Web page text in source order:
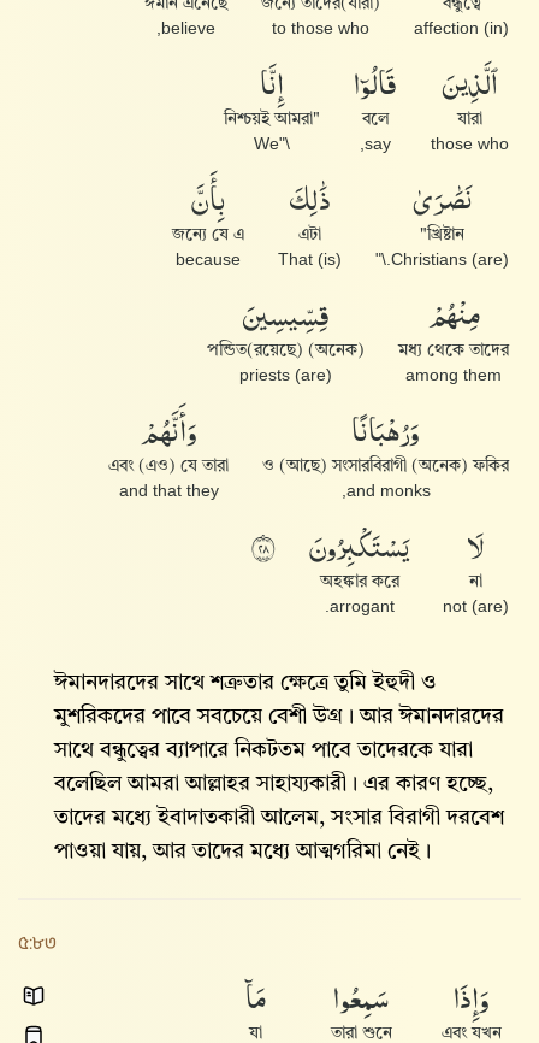
বন্ধুত্বে
(in) affection
জন্যে তাদের(যারা)
to those who
ঈমান এনেছে
believe,
ٱلَّذِينَ
যারা
those who
قَالُوٓا۟
বলে
say,
إِنَّا
"নিশ্চয়ই আমরা
\"We
نَصَٰرَىٰ
খ্রিষ্টান"
(are) Christians.\"
ذَٰلِكَ
এটা
That (is)
بِأَنَّ
জন্যে যে এ
because
مِنْهُمْ
মধ্য থেকে তাদের
among them
قِسِّيسِينَ
(অনেক) পন্ডিত(রয়েছে)
(are) priests
وَرُهْبَانًا
ও (আছে) সংসারবিরাগী (অনেক) ফকির
and monks,
وَأَنَّهُمْ
এবং (এও) যে তারা
and that they
لَا
না
(are) not
يَسْتَكْبِرُونَ
অহঙ্কার করে
arrogant.
٨٢
ঈমানদারদের সাথে শত্রুতার ক্ষেত্রে তুমি ইহুদী ও
মুশরিকদের পাবে সবচেয়ে বেশী উগ্র। আর ঈমানদারদের
সাথে বন্ধুত্বের ব্যাপারে নিকটতম পাবে তাদেরকে যারা
বলেছিল আমরা আল্লাহর সাহায্যকারী। এর কারণ হচ্ছে,
তাদের মধ্যে ইবাদাতকারী আলেম, সংসার বিরাগী দরবেশ
পাওয়া যায়, আর তাদের মধ্যে আত্মগরিমা নেই।
৫:৮৩
وَإِذَا
এবং যখন
سَمِعُوا۟
তারা শুনে
مَآ
যা